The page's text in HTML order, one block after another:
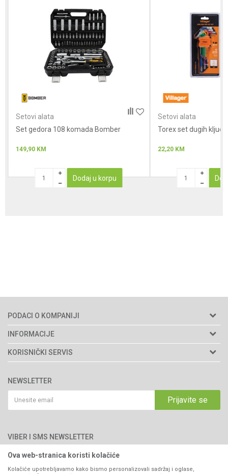
POŠALJI
Setovi alata
Set gedora 108 komada Bomber
149,90 KM
Dodaj u korpu
Setovi alata
Torex set dugih
22,20 KM
PODACI O KOMPANIJI
Agromarket d.o.o.
Matični broj: 11003826
76300 Bijeljina
066/44-99-00
INFORMACIJE
O nama
Brendovi
Katalozi
Saradnja
Kontakt
KORISNIČKI SERVIS
Politika privatnosti
Kako kupiti
Isporuka
Pravo na odustajanje
Reklamacije
Povraćaj sredstava
NEWSLETTER
Prijavite se
VIBER I SMS NEWSLETTER
Ova web-stranica koristi kolačiće
Kolačiće upotrebljavamo kako bismo personalizovali sadržaj i oglase,